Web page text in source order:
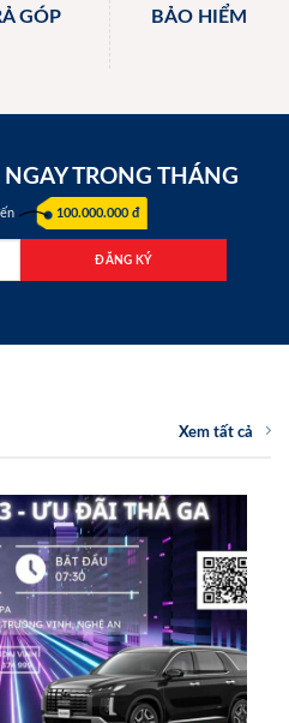
GÓP BẢO HIỂM
TRONG THÁNG
100.000.000 đ
Xem tất cả